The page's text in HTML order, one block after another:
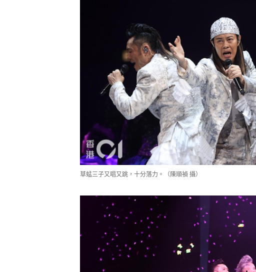
草蜢三子又唱又跳，十分落力。（陳順禎 攝）